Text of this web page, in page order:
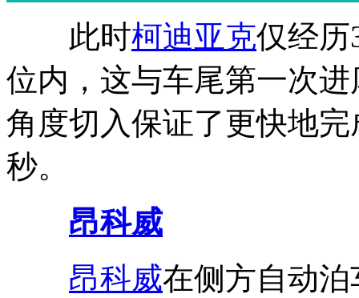
此时柯迪亚克仅经历
位内，这与车尾第一次
角度切入保证了更快地
秒。
昂科威
昂科威在侧方自动